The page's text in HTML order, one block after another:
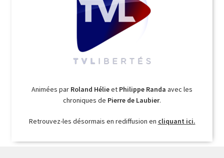
Animées par Roland Hélieet Philippe Randa avec les
chroniques de Pierre de Laubier.
Retrouvez-les désormais en rediffusion en cliquant ici.